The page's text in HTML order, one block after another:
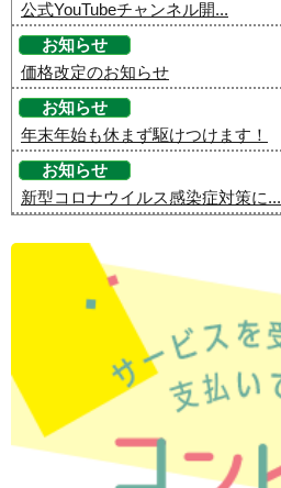
公式YouTubeチャンネル開...
お知らせ
価格改定のお知らせ
お知らせ
年末年始も休まず駆けつけます！
お知らせ
新型コロナウイルス感染症対策に...